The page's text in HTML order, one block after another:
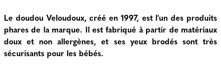
Le doudou Veloudoux, créé en 1997, est l'un des produits
phares de la marque. Il est fabriqué à partir de matériaux
doux et non allergènes, et ses yeux brodés sont très
sécurisants pour les bébés.